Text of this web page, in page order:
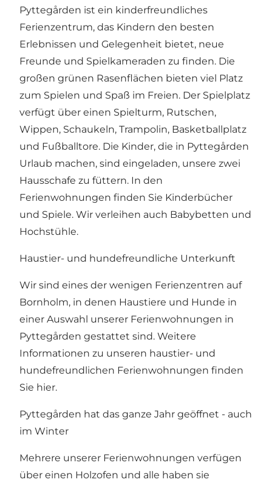
Pyttegården ist ein kinderfreundliches
Ferienzentrum, das Kindern den besten
Erlebnissen und Gelegenheit bietet, neue
Freunde und Spielkameraden zu finden. Die
großen grünen Rasenflächen bieten viel Platz
zum Spielen und Spaß im Freien. Der Spielplatz
verfügt über einen Spielturm, Rutschen,
Wippen, Schaukeln, Trampolin, Basketballplatz
und Fußballtore. Die Kinder, die in Pyttegården
Urlaub machen, sind eingeladen, unsere zwei
Hausschafe zu füttern. In den
Ferienwohnungen finden Sie Kinderbücher
und Spiele. Wir verleihen auch Babybetten und
Hochstühle.
Haustier- und hundefreundliche Unterkunft
Wir sind eines der wenigen Ferienzentren auf
Bornholm, in denen Haustiere und Hunde in
einer Auswahl unserer Ferienwohnungen in
Pyttegården gestattet sind. Weitere
Informationen zu unseren haustier- und
hundefreundlichen Ferienwohnungen finden
Sie hier.
Pyttegården hat das ganze Jahr geöffnet - auch
im Winter
Mehrere unserer Ferienwohnungen verfügen
über einen Holzofen und alle haben sie